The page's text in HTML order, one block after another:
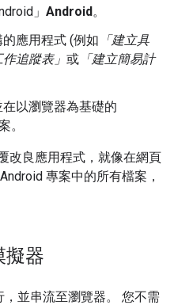
」 Android。
應用程式 (例如 「建立具
追蹤表」 或 「建立簡易計
以瀏覽器為基礎的
。
改良應用程式，就像在網頁
專案中的所有檔案，
擬器
並串流至瀏覽器。 您不需